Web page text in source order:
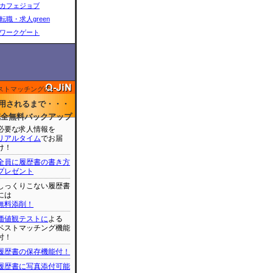
カフェジョブ
転職・求人green
ワークゲート
トマッチングの
されるまで・・・
無料バックアップ
要な求人情報を
アルタイムでお届
！
員に履歴書の書き方
レゼント
っくりこない履歴書
は
料添削！
値観テストによる
ストマッチング機能
！
歴書の保存機能付！
歴書に写真添付可能